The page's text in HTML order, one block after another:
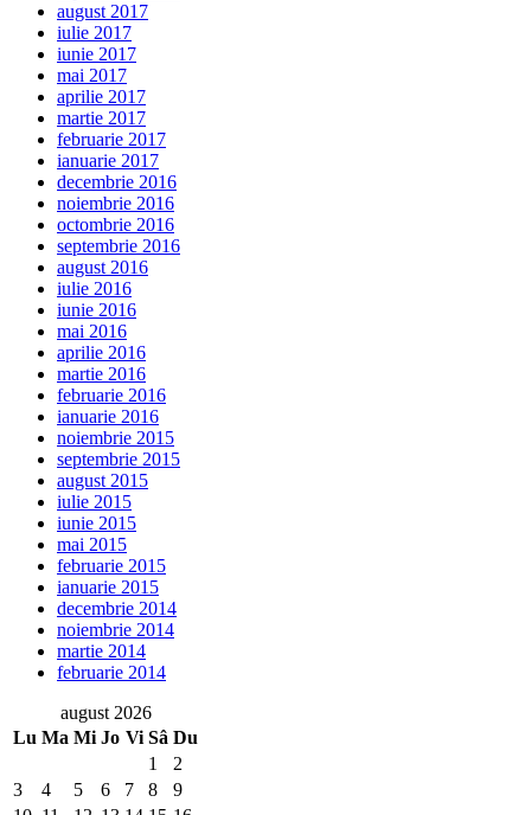
august 2017
iulie 2017
iunie 2017
mai 2017
aprilie 2017
martie 2017
februarie 2017
ianuarie 2017
decembrie 2016
noiembrie 2016
octombrie 2016
septembrie 2016
august 2016
iulie 2016
iunie 2016
mai 2016
aprilie 2016
martie 2016
februarie 2016
ianuarie 2016
noiembrie 2015
septembrie 2015
august 2015
iulie 2015
iunie 2015
mai 2015
februarie 2015
ianuarie 2015
decembrie 2014
noiembrie 2014
martie 2014
februarie 2014
august 2026
Lu Ma Mi Jo Vi Sâ Du
1
2
3
4 5 6 7 8
9